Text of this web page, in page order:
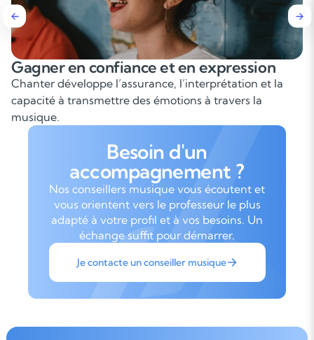
Gagner en confiance et en expression
Chanter développe l’assurance, l’interprétation et la
capacité à transmettre des émotions à travers la
musique.
Besoin d'un
accompagnement ?
Nos conseillers musique vous écoutent et
vous orientent vers le professeur le plus
adapté à votre profil et à vos besoins. Un
échange suffit pour démarrer.
Je contacte un conseiller musique